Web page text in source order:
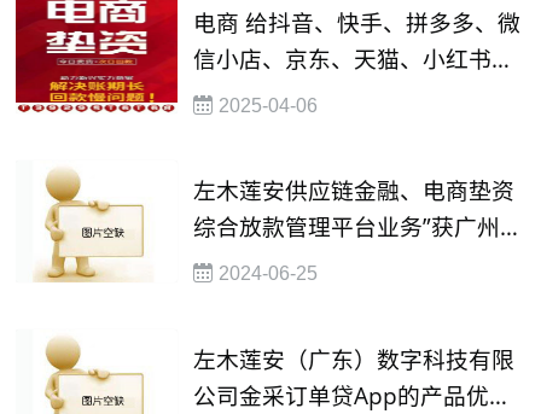
电商 给抖音、快手、拼多多、微
信小店、京东、天猫、小红书、
TikTOK等万户大商店主金融垫资
2025-04-06
左木莲安供应链金融、电商垫资
综合放款管理平台业务”获广州政
府数字金融十佳优秀案例荣誉
2024-06-25
左木莲安（广东）数字科技有限
公司金采订单贷App的产品优势